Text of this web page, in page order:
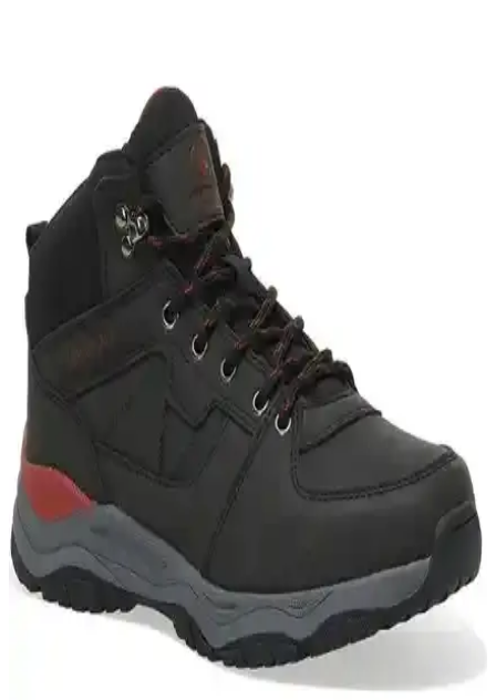
Kinetix Dida 9Pr ve YDS Astor Fermuarlı Botların
Karşılaştırması
Kinetix Dida 9Pr ve YDS Astor fermuarlı botları detaylı
karşılaştırıyoruz. Tasarım, malzeme, kullanım alanları ve kullanıcı
yorumlarıyla hangi botun sizin için daha uygun olduğunu keşfedin.
Lumberjack Flake ve YDS Attt 1092 Pars Erkek
Botlarının Detaylı Karşılaştırması
Lumberjack Flake ve YDS Attt 1092 Pars botları, farklı kullanım
alanları ve özellikleriyle öne çıkıyor. Su geçirmezlik, deri yapısı,
taban teknolojisi ve kullanıcı deneyimleri karşılaştırılıyor.
Kinetix Dida 9Pr Siyah Erkek Botu: Şık ve
Dayanıklı Kış Ayakkabısı
Kinetix Dida 9Pr Siyah Erkek Bot, şık tasarımı, dayanıklılığı ve
konforuyla günlük ve resmi kullanıma uygun, su geçirmez özellikte
modern erkek botudur.
Vogel Tactical M1492 ve YDS ASTOR
FERMUARLI BOT Karşılaştırması: Özellikler ve
Kullanım Alanları
Vogel Tactical M1492 ve YDS ASTOR botları, farklı özellikleriyle
öne çıkıyor. Bu karşılaştırma, her iki modelin kullanım alanları,
malzeme kalitesi ve kullanıcı yorumlarıyla sizin için en uygun